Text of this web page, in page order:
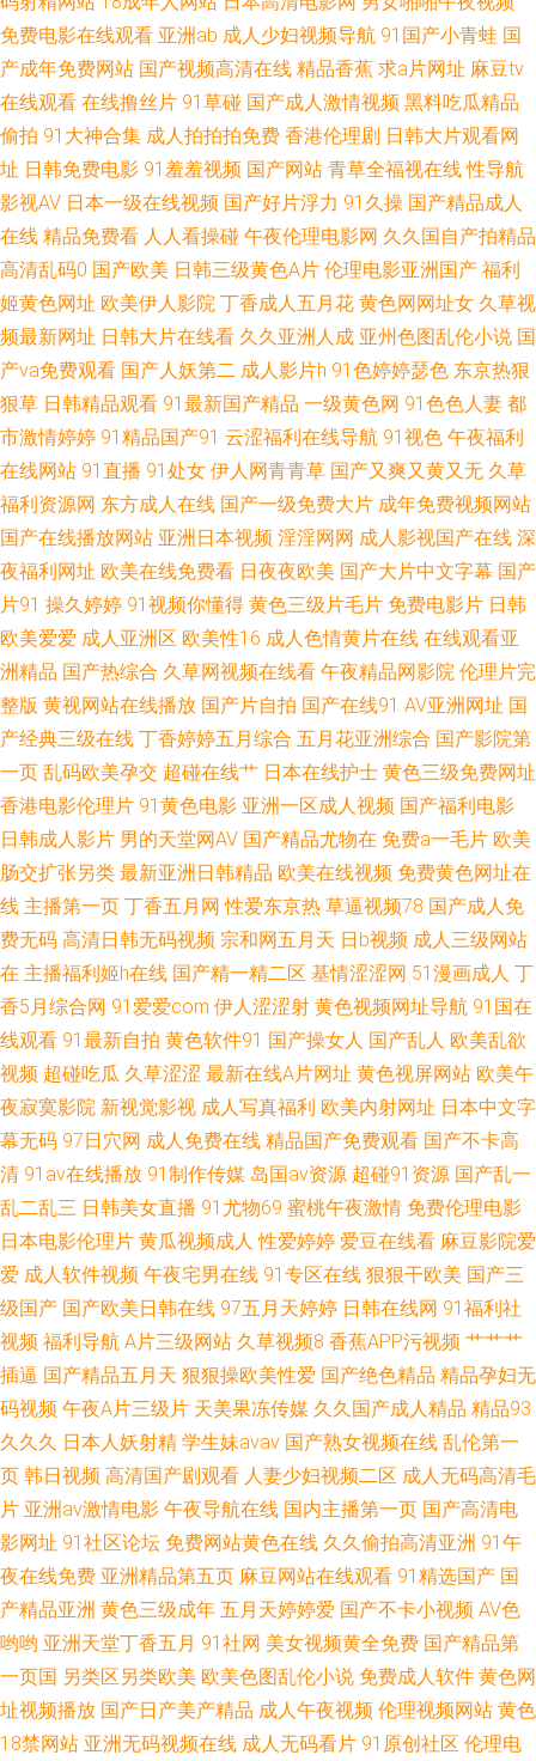
豆花AV 操欧美女孩的穴 狠狠干日 欧美性疯狂 午夜少妇片 超碰狠狠草 免费
看91视频 午夜福利肏屄视频 91自产精品国 国产精品A片 欧美激情另类网站
天天干网址 91九色绿帽夫妻 成人微拍福利导航 欧亚另类综合 影音av操逼 福
爱啪啪在线 网站美女色色欧美 超碰99青 男人天堂a片 五月天婷婷色图 97超
碰艹人人艹 国产精品九九 欧美肏屄色片 伪娘seav 91视频综合网站 丁香五月
花婷婷 日韩AV大桥网站 91妻激情 国产三级自拍视频 久草福利在线 超碰人人
色 天美传媒不卡AV 草莓视频入口 极品91网站 日韩a卡一 97妻人人操 狠狠鲁
日韩在线 人人操操人人爽爽 在线成人av伦理 成人论坛欧美日韩 狼友福利在
线 熟女久草 97视频国产 国产午夜高清 天天操B亚洲性爱 97超碰夫妻资源 国
产精品迷奸 人人操人人肏 91com视频 成人免费电影网址 久久伊人国产 日韩
无码观 av资源网站搜索 狼人综合影院 视频三级久久 91视频新地址 国产特级
视综合 红桃伦理影院 日韩激情在线 91网址在线 国产熟女一区三区 日韩精品
一级二级 91殴美 韩国三级视频网站 日韩三级在线网址 变态另类成人 欧美
A∨在线观看 97偷拍门事件 国产一二三 人妖资源网站 1024国产 成人A大片
免费电影在线观看 亚洲ab 成人少妇视频导航 91国产小青蛙 国
产成年免费网站 国产视频高清在线 精品香蕉 求a片网址 麻豆tv
在线观看 在线撸丝片 91草碰 国产成人激情视频 黑料吃瓜精品
偷拍 91大神合集 成人拍拍拍免费 香港伦理剧 日韩大片观看网
址 日韩免费电影 91羞羞视频 国产网站 青草全福视在线 性导航
影视AV 日本一级在线视频 国产好片浮力 91久操 国产精品成人
在线 精品免费看 人人看操碰 午夜伦理电影网 久久国自产拍精品
高清乱码0 国产欧美 日韩三级黄色A片 伦理电影亚洲国产 福利
姬黄色网址 欧美伊人影院 丁香成人五月花 黄色网网址女 久草视
频最新网址 日韩大片在线看 久久亚洲人成 亚州色图乱伦小说 国
产va免费观看 国产人妖第二 成人影片h 91色婷婷瑟色 东京热狠
狠草 日韩精品观看 91最新国产精品 一级黄色网 91色色人妻 都
市激情婷婷 91精品国产91 云涩福利在线导航 91视色 午夜福利
在线网站 91直播 91处女 伊人网青青草 国产又爽又黄又无 久草
福利资源网 东方成人在线 国产一级免费大片 成年免费视频网站
国产在线播放网站 亚洲日本视频 淫淫网网 成人影视国产在线 深
夜福利网址 欧美在线免费看 日夜夜欧美 国产大片中文字幕 国产
片91 操久婷婷 91视频你懂得 黄色三级片毛片 免费电影片 日韩
欧美爱爱 成人亚洲区 欧美性16 成人色情黄片在线 在线观看亚
洲精品 国产热综合 久草网视频在线看 午夜精品网影院 伦理片完
整版 黄视网站在线播放 国产片自拍 国产在线91 AV亚洲网址 国
产经典三级在线 丁香婷婷五月综合 五月花亚洲综合 国产影院第
一页 乱码欧美孕交 超碰在线艹 日本在线护士 黄色三级免费网址
香港电影伦理片 91黄色电影 亚洲一区成人视频 国产福利电影
日韩成人影片 男的天堂网AV 国产精品尤物在 免费a一毛片 欧美
肠交扩张另类 最新亚洲日韩精品 欧美在线视频 免费黄色网址在
线 主播第一页 丁香五月网 性爱东京热 草逼视频78 国产成人免
费无码 高清日韩无码视频 宗和网五月天 日b视频 成人三级网站
在 主播福利姬h在线 国产精一精二区 基情涩涩网 51漫画成人 丁
香5月综合网 91爱爱com 伊人涩涩射 黄色视频网址导航 91国在
线观看 91最新自拍 黄色软件91 国产操女人 国产乱人 欧美乱欲
视频 超碰吃瓜 久草涩涩 最新在线A片网址 黄色视屏网站 欧美午
夜寂寞影院 新视觉影视 成人写真福利 欧美内射网址 日本中文字
幕无码 97日穴网 成人免费在线 精品国产免费观看 国产不卡高
清 91av在线播放 91制作传媒 岛国av资源 超碰91资源 国产乱一
乱二乱三 日韩美女直播 91尤物69 蜜桃午夜激情 免费伦理电影
日本电影伦理片 黄瓜视频成人 性爱婷婷 爱豆在线看 麻豆影院爱
爱 成人软件视频 午夜宅男在线 91专区在线 狠狠干欧美 国产三
级国产 国产欧美日韩在线 97五月天婷婷 日韩在线网 91福利社
视频 福利导航 A片三级网站 久草视频8 香蕉APP污视频 艹艹艹
插逼 国产精品五月天 狠狠操欧美性爱 国产绝色精品 精品孕妇无
码视频 午夜A片三级片 天美果冻传媒 久久国产成人精品 精品93
久久久 日本人妖射精 学生妹avav 国产熟女视频在线 乱伦第一
页 韩日视频 高清国产剧观看 人妻少妇视频二区 成人无码高清毛
片 亚洲av激情电影 午夜导航在线 国内主播第一页 国产高清电
影网址 91社区论坛 免费网站黄色在线 久久偷拍高清亚洲 91午
夜在线免费 亚洲精品第五页 麻豆网站在线观看 91精选国产 国
产精品亚洲 黄色三级成年 五月天婷婷爱 国产不卡小视频 AV色
哟哟 亚洲天堂丁香五月 91社网 美女视频黄全免费 国产精品第
一页国 另类区另类欧美 欧美色图乱伦小说 免费成人软件 黄色网
址视频播放 国产日产美产精品 成人午夜视频 伦理视频网站 黄色
18禁网站 亚洲无码视频在线 成人无码看片 91原创社区 伦理电